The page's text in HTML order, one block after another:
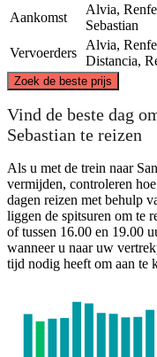
Aankomst
Alvia,
Sebastian
Vervoerders
Alvia,
Distancia,
Zoek de beste prijs
Vind de beste dag
Sebastian te reizen
Als u met de trein naar
vermijden, controleren
dagen reizen met behulp
liggen de spitsuren om te
of tussen 16.00 en 19.00
wanneer u naar uw
tijd nodig heeft om aan te